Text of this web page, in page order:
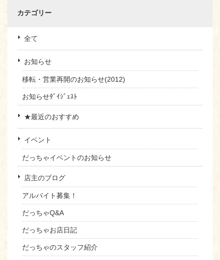
カテゴリー
全て
お知らせ
移転・営業再開のお知らせ(2012)
お知らせﾀﾞｲｼﾞｪｽﾄ
★最近のおすすめ
イベント
だっちゃイベントのお知らせ
店主のブログ
アルバイト募集！
だっちゃQ&A
だっちゃお店日記
だっちゃのスタッフ紹介